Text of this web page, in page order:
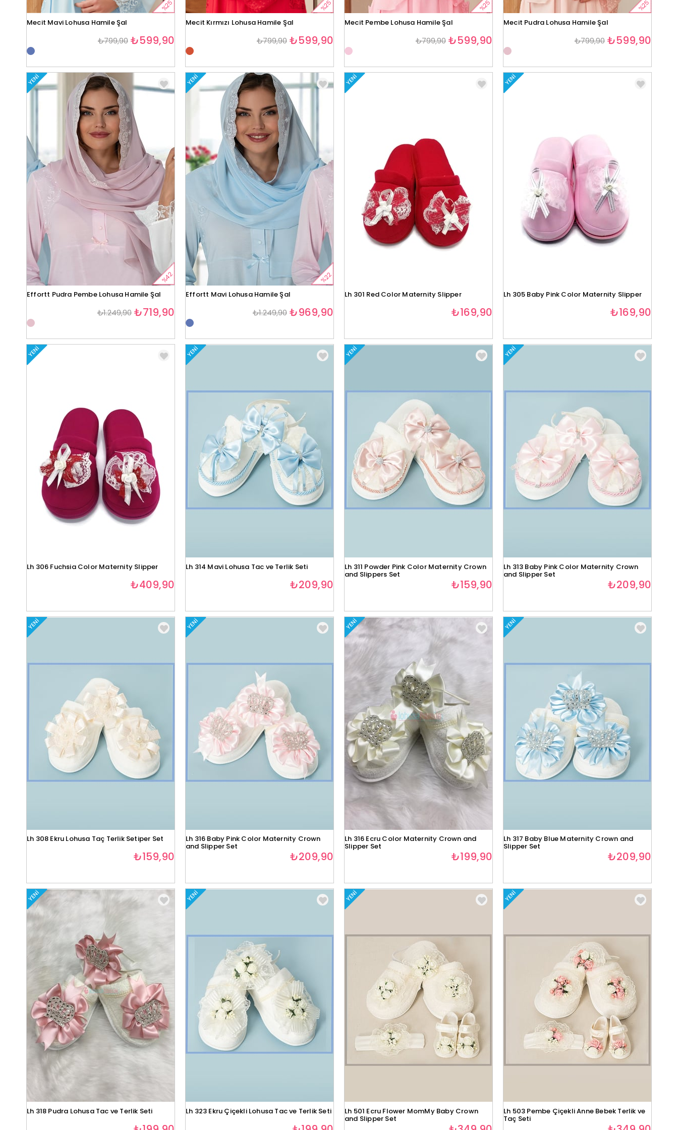
%25
Mecit Mavi Lohusa Hamile Şal
₺599,90
₺799,90
%25
Mecit Kırmızı Lohusa Hamile Şal
₺599,90
₺799,90
%25
Mecit Pembe Lohusa Hamile Şal
₺599,90
₺799,90
%25
Mecit Pudra Lohusa Hamile Şal
₺599,90
₺799,90
YENI
%42
Effortt Pudra Pembe Lohusa Hamile Şal
₺719,90
₺1.249,90
YENI
%22
Effortt Mavi Lohusa Hamile Şal
₺969,90
₺1.249,90
YENI
Lh 301 Red Color Maternity Slipper
₺169,90
YENI
Lh 305 Baby Pink Color Maternity Slipper
₺169,90
YENI
Lh 306 Fuchsia Color Maternity Slipper
₺409,90
YENI
Lh 314 Mavi Lohusa Tac ve Terlik Seti
₺209,90
YENI
Lh 311 Powder Pink Color Maternity Crown
and Slippers Set
₺159,90
YENI
Lh 313 Baby Pink Color Maternity Crown
and Slipper Set
₺209,90
YENI
Lh 308 Ekru Lohusa Taç Terlik Setiper Set
₺159,90
YENI
Lh 316 Baby Pink Color Maternity Crown
and Slipper Set
₺209,90
YENI
Lh 316 Ecru Color Maternity Crown and
Slipper Set
₺199,90
YENI
Lh 317 Baby Blue Maternity Crown and
Slipper Set
₺209,90
YENI
Lh 318 Pudra Lohusa Tac ve Terlik Seti
YENI
Lh 323 Ekru Çiçekli Lohusa Tac ve Terlik Seti
YENI
Lh 501 Ecru Flower MomMy Baby Crown
and Slipper Set
YENI
Lh 503 Pembe Çiçekli Anne Bebek Terlik ve
Taç Seti